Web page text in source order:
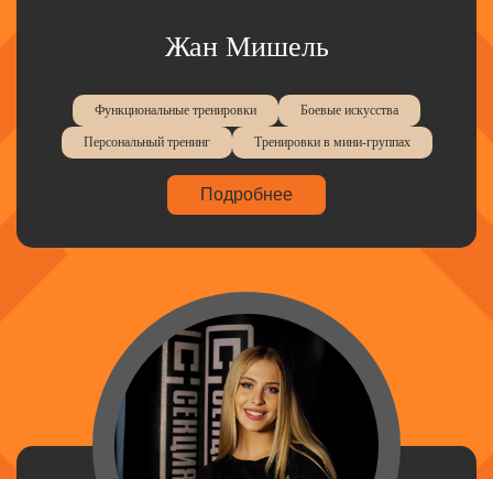
Жан Мишель
Функциональные тренировки Боевые искусства
Персональный тренинг Тренировки в мини-группах
Подробнее